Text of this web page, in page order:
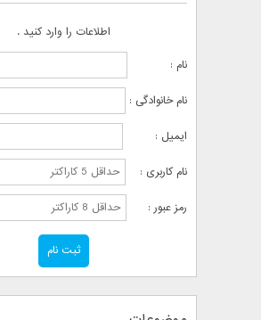
اطلاعات را وارد کنید .
نام :
نام خانوادگی :
ایمیل :
نام کاربری :
رمز عبور :